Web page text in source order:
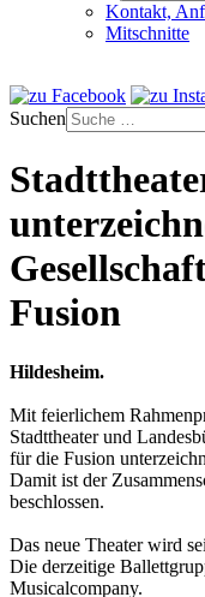
Kontakt,
Mitschnitte
Suchen
Fusion
Hildesheim.
Mit feierlichem
Stadttheater und
für die Fusion
Damit ist der
beschlossen.
Das neue Theater wird
Die derzeitige
Musicalcompany.